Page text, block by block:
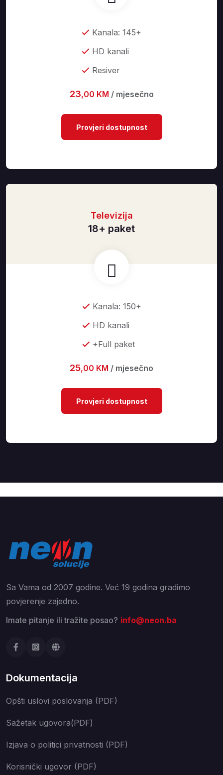
Kanala: 145+
HD kanali
Resiver
23,00 KM / mjesečno
Provjeri dostupnost
Televizija
18+ paket
Kanala: 150+
HD kanali
+Full paket
25,00 KM / mjesečno
Provjeri dostupnost
Sa Vama od 2007 godine. Već 19 godina gradimo
povjerenje zajedno.
Imate pitanje ili tražite posao? info@neon.ba
Dokumentacija
Opšti uslovi poslovanja (PDF)
Sažetak ugovora(PDF)
Izjava o politici privatnosti (PDF)
Korisnički ugovor (PDF)